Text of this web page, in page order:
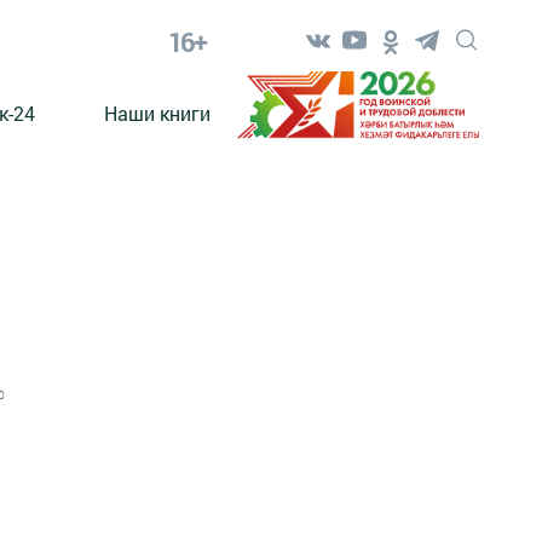
16+
24 Наши книги